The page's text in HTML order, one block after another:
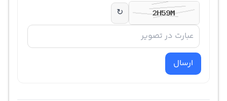
↻
ارسال